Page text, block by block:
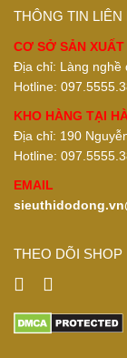
THÔNG TIN LIÊN
CƠ SỞ SẢN
Địa chỉ: Làng nghề
Hotline:
KHO HÀNG TẠI
Địa chỉ: 190
Hotline:
EMAIL
THEO DÕI SHOP